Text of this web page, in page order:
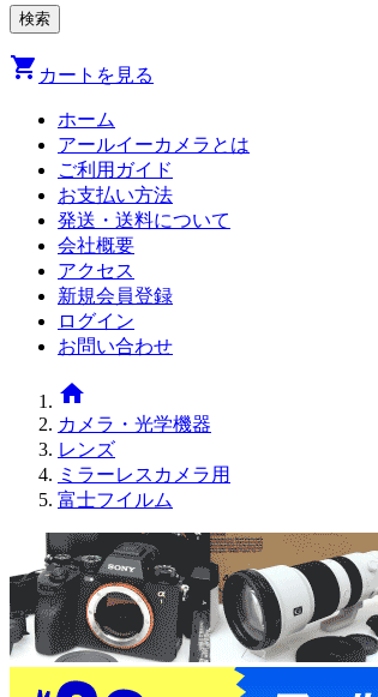
shopping_cart カートを見る
ホーム
アールイーカメラとは
ご利用ガイド
お支払い方法
発送・送料について
会社概要
アクセス
新規会員登録
ログイン
お問い合わせ
home
カメラ・光学機器
レンズ
ミラーレスカメラ用
富士フイルム